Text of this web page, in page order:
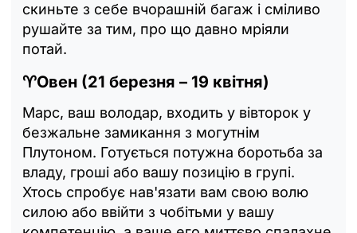
скиньте з себе вчорашній багаж і сміливо
рушайте за тим, про що давно мріяли
потай.
♈Овен (21 березня – 19 квітня)
Марс, ваш володар, входить у вівторок у
безжальне замикання з могутнім
Плутоном. Готується потужна боротьба за
владу, гроші або вашу позицію в групі.
Хтось спробує нав'язати вам свою волю
силою або ввійти з чобітьми у вашу